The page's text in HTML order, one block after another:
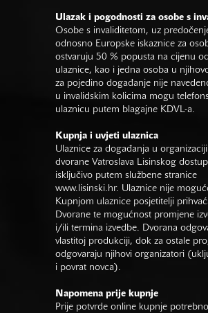
Ulazak i pogodnosti za osobe s
Osobe s invaliditetom, uz
odnosno Europske iskaznice za
ostvaruju 50 % popusta na cijenu
ulaznice, kao i jedna osoba u
za pojedino događanje nije
u invalidskim kolicima mogu
ulaznicu putem blagajne KDVL-a.
Kupnja i uvjeti ulaznica
Ulaznice za događanja u
dvorane Vatroslava Lisinskog
isključivo putem službene stranice
www.lisinski.hr. Ulaznice nije
Kupnjom ulaznice posjetitelji
Dvorane te mogućnost promjene
i/ili termina izvedbe. Dvorana
vlastitoj produkciji, dok za ostale
odgovaraju njihovi organizatori
i povrat novca).
Napomena prije kupnje
Prije potvrde online kupnje